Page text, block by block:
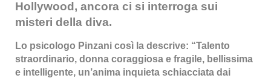
Hollywood, ancora ci si interroga sui
misteri della diva.
Lo psicologo Pinzani così la descrive: “Talento
straordinario, donna coraggiosa e fragile, bellissima
e intelligente, un’anima inquieta schiacciata dai